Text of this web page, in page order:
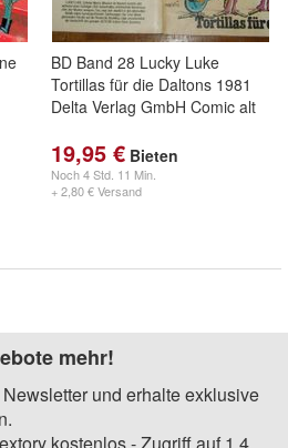
BD Band 28 Lucky Luke
Tortillas für die Daltons 1981
Delta Verlag GmbH Comic alt
19,95 € Bieten
Noch4 Std. 11 Min.
+ 2,80 € Versand
mehr!
und erhalte exklusive